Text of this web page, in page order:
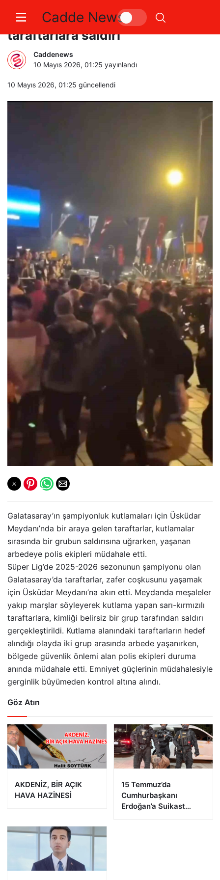
Cadde News
Üsküdar’da Galatasaraylı
taraftarlara saldırı
Caddenews
10 Mayıs 2026, 01:25 yayınlandı
10 Mayıs 2026, 01:25 güncellendi
Galatasaray’ın şampiyonluk kutlamaları için Üsküdar
Meydanı’nda bir araya gelen taraftarlar, kutlamalar
sırasında bir grubun saldırısına uğrarken, yaşanan
arbedeye polis ekipleri müdahale etti.
Süper Lig’de 2025-2026 sezonunun şampiyonu olan
Galatasaray’da taraftarlar, zafer coşkusunu yaşamak
için Üsküdar Meydanı’na akın etti. Meydanda meşaleler
yakıp marşlar söyleyerek kutlama yapan sarı-kırmızılı
taraftarlara, kimliği belirsiz bir grup tarafından saldırı
gerçekleştirildi. Kutlama alanındaki taraftarların hedef
alındığı olayda iki grup arasında arbede yaşanırken,
bölgede güvenlik önlemi alan polis ekipleri duruma
anında müdahale etti. Emniyet güçlerinin müdahalesiyle
gerginlik büyümeden kontrol altına alındı.
Göz Atın
AKDENİZ, BİR AÇIK
HAVA HAZİNESİ
15 Temmuz’da
Cumhurbaşkanı
Erdoğan’a Suikast